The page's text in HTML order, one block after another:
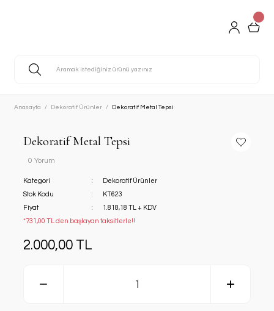
Anasayfa Dekoratif Ürünler Dekoratif Metal Tepsi
Dekoratif Metal Tepsi
0 Yorum
Kategori
Dekoratif Ürünler
Stok Kodu
KT623
Fiyat
1.818,18 TL + KDV
*731,00 TL den başlayan taksitlerle!!
2.000,00 TL